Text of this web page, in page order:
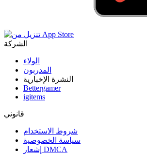
الشركة
الولاء
المدربون
النشرة الإخبارية
Bettergamer
igitems
قانوني
شروط الاستخدام
سياسة الخصوصية
إشعار DMCA